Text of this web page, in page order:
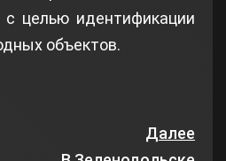
целью идентификации
объектов.
Далее